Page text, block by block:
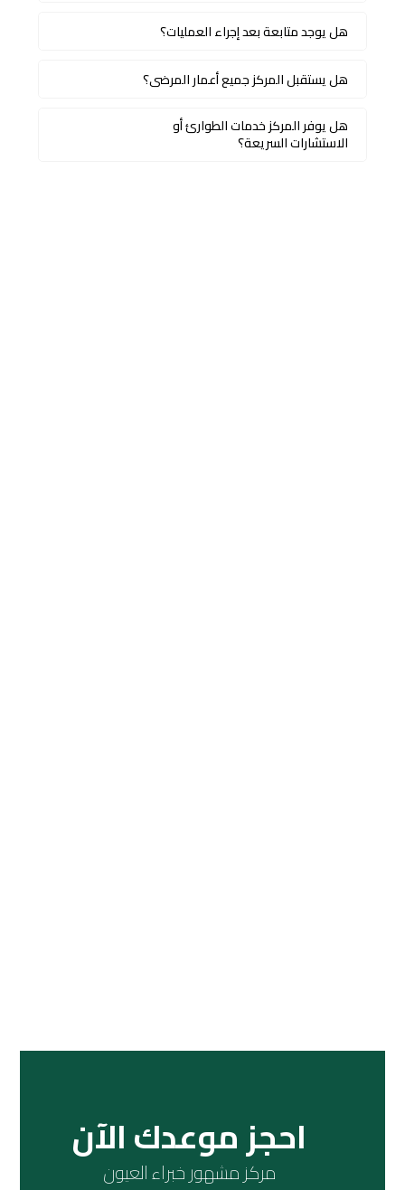
هل يوجد متابعة بعد إجراء العمليات؟
هل يستقبل المركز جميع أعمار المرضى؟
هل يوفر المركز خدمات الطوارئ أو
الاستشارات السريعة؟
احجز موعدك الآن
مركز مشهور خبراء العيون